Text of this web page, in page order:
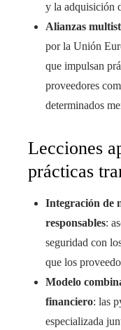
y la adquisición
Alianzas
por la Unión
que impulsan
proveedores
determinados
Lecciones
prácticas
Integración de
responsables:
seguridad con
que los
Modelo
financiero: las
especializada